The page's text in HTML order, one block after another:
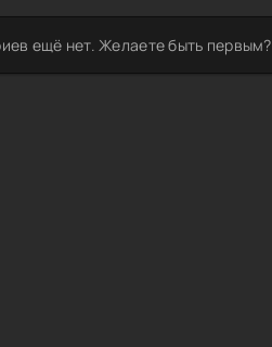
ещё нет. Желаете быть первым?